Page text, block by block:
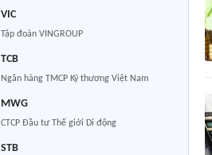
VIC
Tập đoàn VINGROUP
TCB
Ngân hàng TMCP Kỹ thương Việt Nam
MWG
CTCP Đầu tư Thế giới Di động
STB